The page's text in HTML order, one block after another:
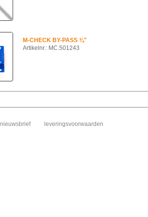
M-CHECK BY-PASS ¾"
Artikelnr.: MC.501243
nieuwsbrief leveringsvoorwaarden